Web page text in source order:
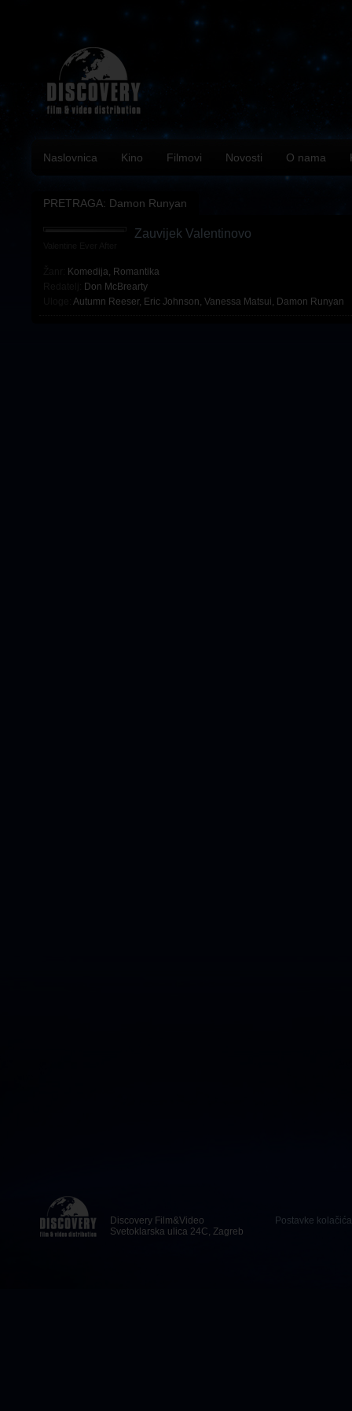
Naslovnica Kino Filmovi Novosti O nama
PRETRAGA: Damon Runyan
Zauvijek Valentinovo
Komedija, Romantika
Don McBrearty
Autumn Reeser, Eric Johnson, Vanessa Matsui, Damon Runyan
Discovery Film&Video
Svetoklarska ulica 24C, Zagreb
Postavke kolačića